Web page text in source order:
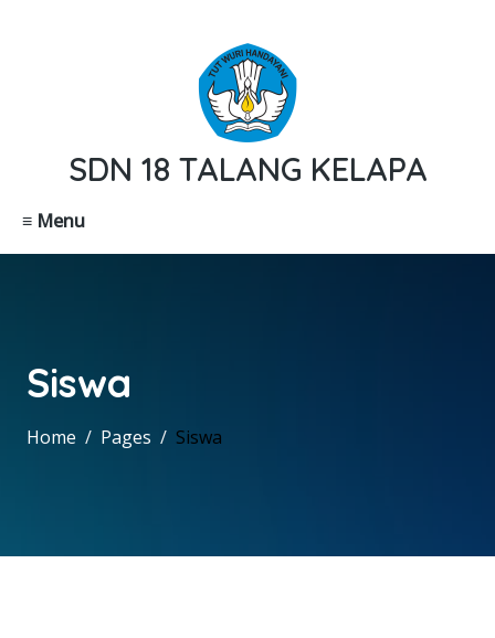
SDN 18 TALANG KELAPA
≡ Menu
Siswa
Home Pages Siswa